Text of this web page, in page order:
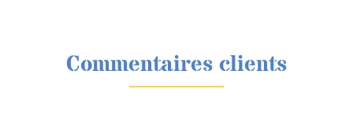
Commentaires clients